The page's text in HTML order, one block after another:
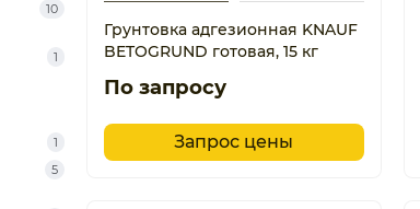
10
1
1
5
Грунтовка адгезионная KNAUF
BETOGRUND готовая, 15 кг
По запросу
Запрос цены